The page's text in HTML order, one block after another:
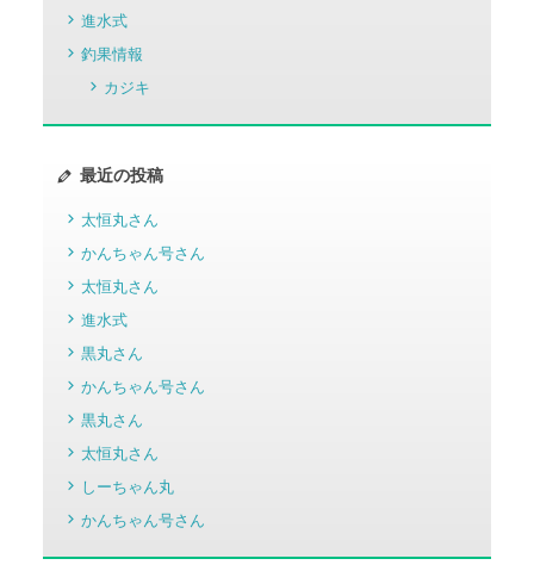
進水式
釣果情報
カジキ
最近の投稿
太恒丸さん
かんちゃん号さん
太恒丸さん
進水式
黒丸さん
かんちゃん号さん
黒丸さん
太恒丸さん
しーちゃん丸
かんちゃん号さん